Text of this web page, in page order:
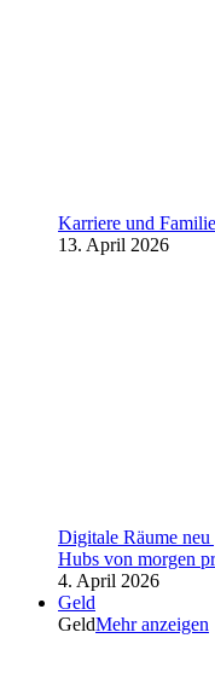
Karriere und
13. April 2026
Digitale Räume
Hubs von morgen
4. April 2026
Geld
GeldMehr anzeigen